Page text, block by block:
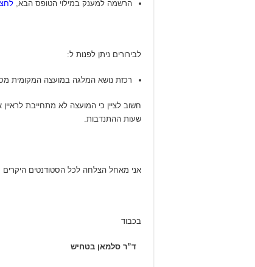
הרשמה למענק במילוי הטופס הבא,
לבירורים ניתן לפנות ל:
רכזת נושא המלגה במועצה המקומית
חשוב לציין כי המועצה לא מתחייבת
שעות ההתנדבות.
אני מאחל הצלחה לכל הסטודנטים היקרים
בכבוד
ד”ר סלמאן בטחיש